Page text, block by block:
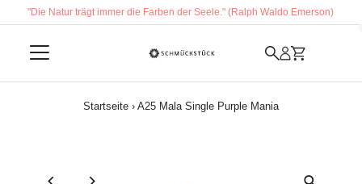
Direkt zum Inhalt
"Die Natur trägt immer die Farben der Seele." (Ralph Waldo Emerson)
Startseite › A25 Mala Single Purple Mania